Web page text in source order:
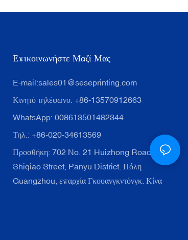
Επικοινωνήστε Μαζί Μας
E-mail:sales01@seseprinting.com
Κινητό τηλέφωνο: +86-13570912663
WhatsApp: 008613501482344
Τηλ.: +86-020-34613569
Προσθήκη: 702 No. 21 Huizhong Road,
Shiqiao Street, Panyu District. Πόλη
Guangzhou, επαρχία Γκουανγκντόνγκ. Κίνα